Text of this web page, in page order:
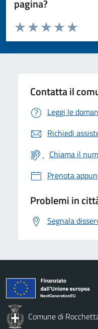
pagina?
Valuta da 1 a 5 stelle la pagina
Valuta 5
Valuta 4
Valuta 3 stelle
Valuta 2 stelle su 5
Valuta 1 stelle su 5
Contatta il
Leggi le
Richiedi
Chiama il
Prenota
Problemi in
Segnala
Comune di